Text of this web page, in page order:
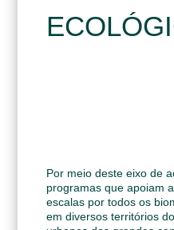
Por meio deste eixo de
programas que apoiam
escalas por todos os
em diversos territórios